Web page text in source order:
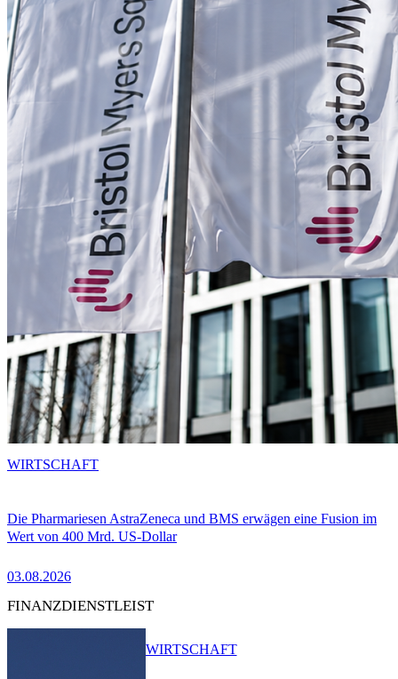
Die Pharmariesen AstraZeneca und BMS erwägen eine Fusion im
Wert von 400 Mrd. US-Dollar
03.08.2026
WIRTSCHAFT
FINANZDIENSTLEIST
WIRTSCHAFT